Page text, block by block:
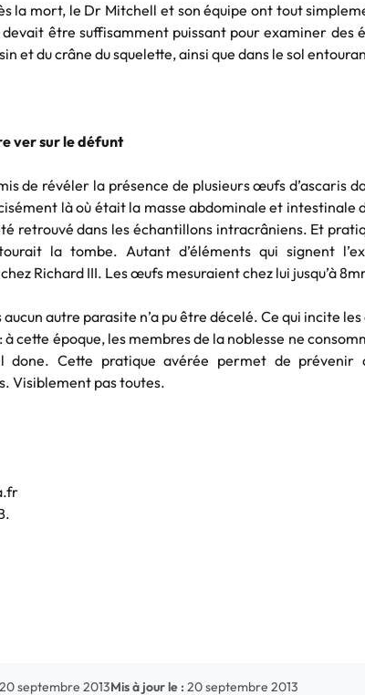
la mort, le Dr Mitchell et son équipe ont tout
être suffisamment puissant pour examiner des
et du crâne du squelette, ainsi que dans le sol
ver sur le défunt
de révéler la présence de plusieurs œufs d’ascaris
là où était la masse abdominale et intestinale
retrouvé dans les échantillons intracrâniens. Et
la tombe. Autant d’éléments qui signent
Richard III. Les œufs mesuraient chez lui jusqu’à
autre parasite n’a pu être décelé. Ce qui incite
à cette époque, les membres de la noblesse ne
done. Cette pratique avérée permet de prévenir
Visiblement pas toutes.
20 septembre 2013Mis à jour le : 20 septembre 2013